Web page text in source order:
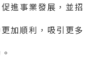
進事業發展，並招
加順利，吸引更多